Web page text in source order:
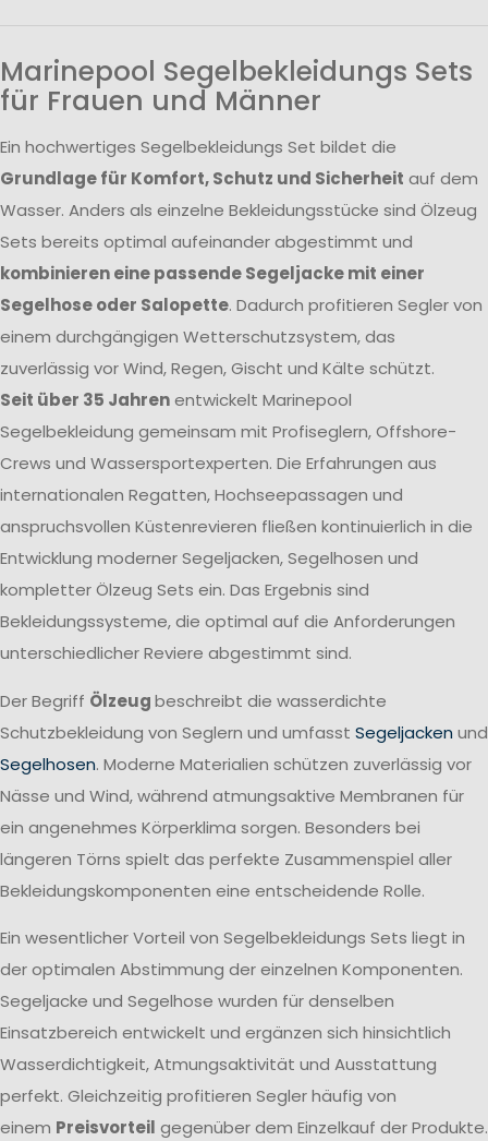
Marinepool Segelbekleidungs Sets
für Frauen und Männer
Ein hochwertiges Segelbekleidungs Set bildet die
Grundlage für Komfort, Schutz und Sicherheit auf dem
Wasser. Anders als einzelne Bekleidungsstücke sind Ölzeug
Sets bereits optimal aufeinander abgestimmt und
kombinieren eine passende Segeljacke mit einer
Segelhose oder Salopette. Dadurch profitieren Segler von
einem durchgängigen Wetterschutzsystem, das
zuverlässig vor Wind, Regen, Gischt und Kälte schützt.
Seit über 35 Jahrenentwickelt Marinepool
Segelbekleidung gemeinsam mit Profiseglern, Offshore-
Crews und Wassersportexperten. Die Erfahrungen aus
internationalen Regatten, Hochseepassagen und
anspruchsvollen Küstenrevieren fließen kontinuierlich in die
Entwicklung moderner Segeljacken, Segelhosen und
kompletter Ölzeug Sets ein. Das Ergebnis sind
Bekleidungssysteme, die optimal auf die Anforderungen
unterschiedlicher Reviere abgestimmt sind.
Der Begriff Ölzeugbeschreibt die wasserdichte
Schutzbekleidung von Seglern und umfasst Segeljacken und
Segelhosen. Moderne Materialien schützen zuverlässig vor
Nässe und Wind, während atmungsaktive Membranen für
ein angenehmes Körperklima sorgen. Besonders bei
längeren Törns spielt das perfekte Zusammenspiel aller
Bekleidungskomponenten eine entscheidende Rolle.
Ein wesentlicher Vorteil von Segelbekleidungs Sets liegt in
der optimalen Abstimmung der einzelnen Komponenten.
Segeljacke und Segelhose wurden für denselben
Einsatzbereich entwickelt und ergänzen sich hinsichtlich
Wasserdichtigkeit, Atmungsaktivität und Ausstattung
perfekt. Gleichzeitig profitieren Segler häufig von
einem Preisvorteil gegenüber dem Einzelkauf der Produkte.